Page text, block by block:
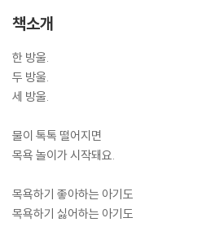
책소개
한 방울.
두 방울.
세 방울.
물이 톡톡 떨어지면
목욕 놀이가 시작돼요.
목욕하기 좋아하는 아기도
목욕하기 싫어하는 아기도